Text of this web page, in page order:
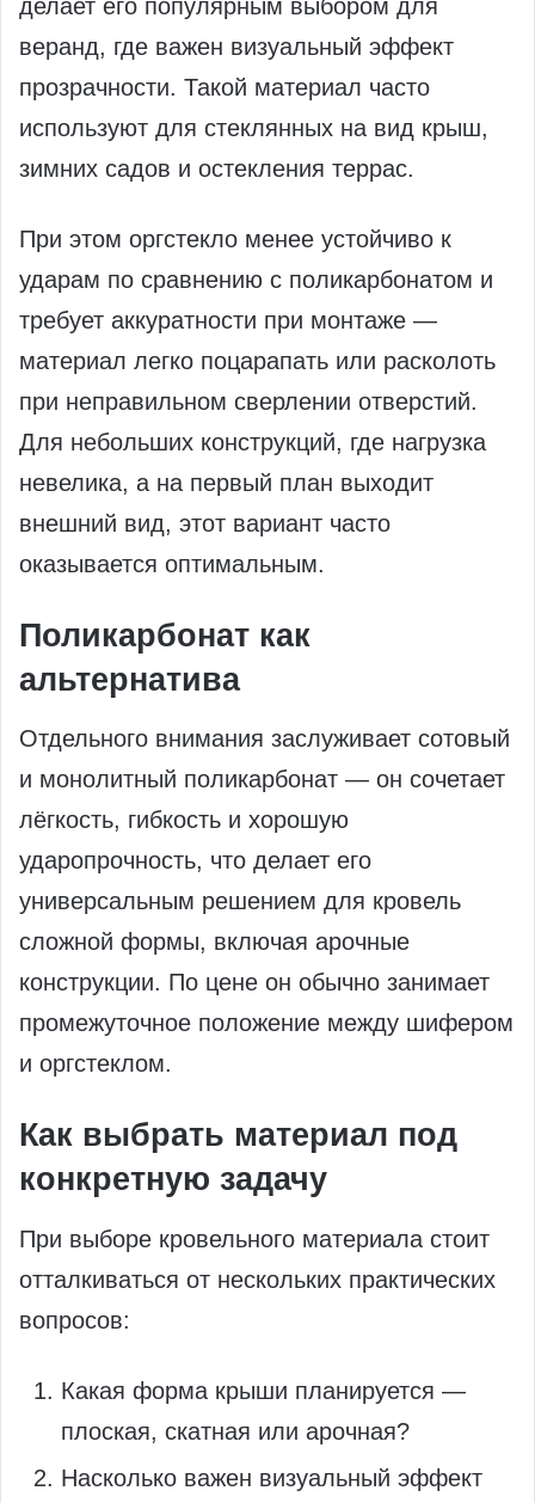
делает его популярным выбором для
веранд, где важен визуальный эффект
прозрачности. Такой материал часто
используют для стеклянных на вид крыш,
зимних садов и остекления террас.
При этом оргстекло менее устойчиво к
ударам по сравнению с поликарбонатом и
требует аккуратности при монтаже —
материал легко поцарапать или расколоть
при неправильном сверлении отверстий.
Для небольших конструкций, где нагрузка
невелика, а на первый план выходит
внешний вид, этот вариант часто
оказывается оптимальным.
Поликарбонат как
альтернатива
Отдельного внимания заслуживает сотовый
и монолитный поликарбонат — он сочетает
лёгкость, гибкость и хорошую
ударопрочность, что делает его
универсальным решением для кровель
сложной формы, включая арочные
конструкции. По цене он обычно занимает
промежуточное положение между шифером
и оргстеклом.
Как выбрать материал под
конкретную задачу
При выборе кровельного материала стоит
отталкиваться от нескольких практических
вопросов:
Какая форма крыши планируется —
плоская, скатная или арочная?
Насколько важен визуальный эффект